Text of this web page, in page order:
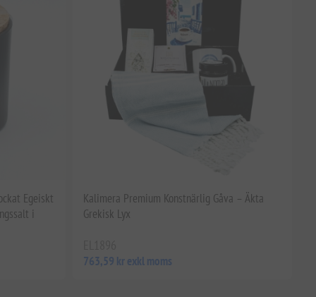
Egeiskt
i
Kalimera Premium Konstnärlig Gåva – Äkta
Grekisk Lyx
763,59 kr exkl moms